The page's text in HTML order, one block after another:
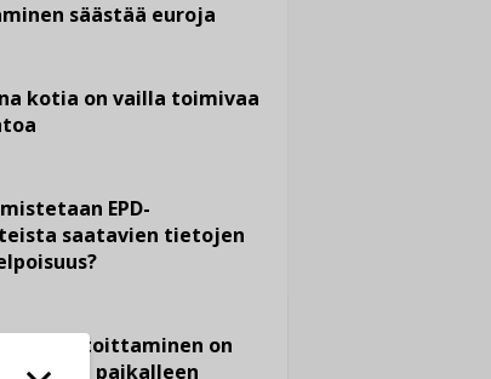
säästää euroja
kotia on vailla toimivaa
EPD-
saatavien tietojen
on
ajassa paikalleen